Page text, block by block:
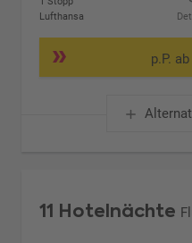
Lufthansa
p.P.
11 Hotelnächte